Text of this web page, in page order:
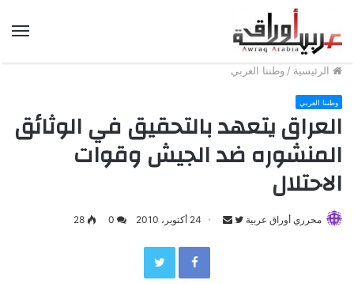
الرئيسية / وطننا العربي
وطننا العربي
العراق يتعهد بالتحقيق في الوثائق
المنشوره ضد الجيش وقوات
الاحتلال
محرري أوراق عربية
F
24 أكتوبر، 2010 0
28
Facebook